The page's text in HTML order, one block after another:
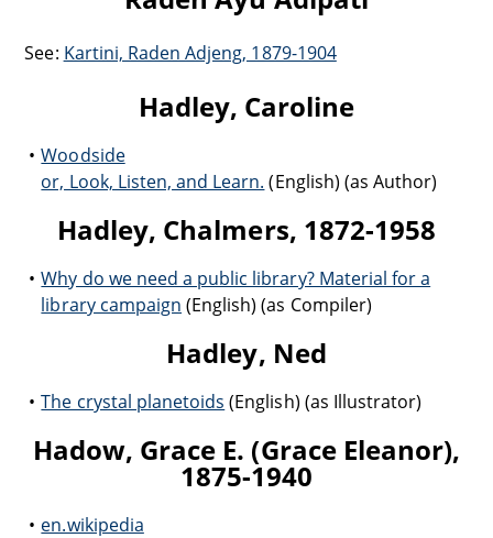
See: Kartini, Raden Adjeng, 1879-1904
Hadley, Caroline
Woodside
or, Look, Listen, and Learn. (English) (as Author)
Hadley, Chalmers, 1872-1958
Why do we need a public library? Material for a
library campaign (English) (as Compiler)
Hadley, Ned
The crystal planetoids (English) (as Illustrator)
Hadow, Grace E. (Grace Eleanor),
1875-1940
en.wikipedia